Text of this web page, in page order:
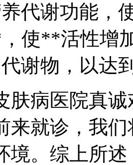
代谢功能，
使**活性增
谢物，以达
肤病医院真
来就诊，我
境。综上所